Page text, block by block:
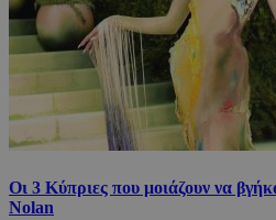
Οι 3 Κύπριες που μοιάζουν να
Nolan